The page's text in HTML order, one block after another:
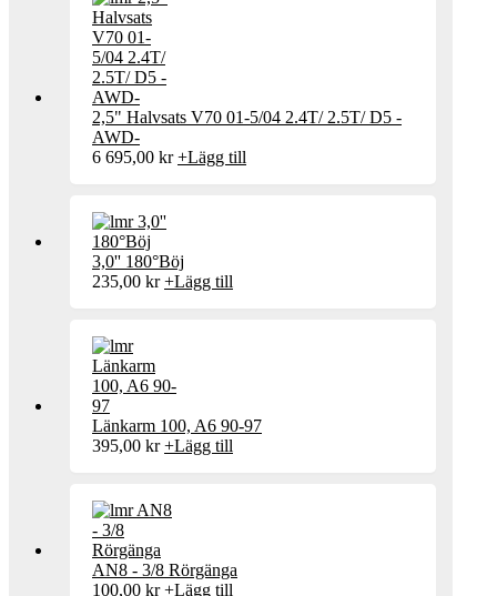
2,5" Halvsats V70 01-5/04 2.4T/ 2.5T/ D5 -
AWD-
6 695,00 kr +Lägg till
3,0'' 180°Böj
235,00 kr +Lägg till
Länkarm 100, A6 90-97
395,00 kr +Lägg till
AN8 - 3/8 Rörgänga
100,00 kr +Lägg till